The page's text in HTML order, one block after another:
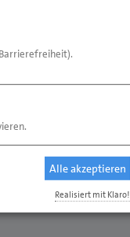
Alle akzeptieren
Realisiert mit Klaro!